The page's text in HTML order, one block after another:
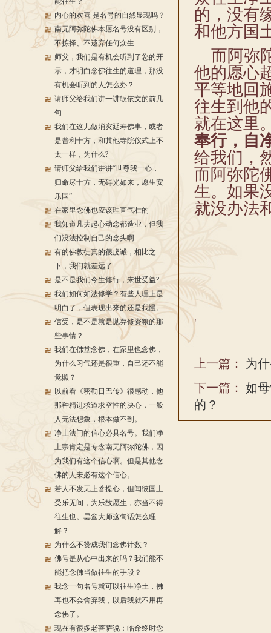
内心的欢喜 是名号的自然显现吗？
南无阿弥陀佛本愿名号没有区别，
不拣择、不遗弃任何众生
师父，我们是有机会听到了您的开
示，才明白念佛往生的道理，那没
有机会听到的人怎么办？
请师父给我们讲一讲皈依文的前几
句
我们在这儿做消灾延寿佛事，或者
是普利十方，和其他寺院仪式上不
太一样，为什么?
请师父给我们讲讲“世尊我一心，
归命尽十方，无碍光如来，愿生安
乐国”
在家里念佛也应该理直气壮的
我知道凡夫起心动念都造业，但我
们没法控制自己的念头啊
有的佛教徒真的很虔诚，相比之
下，我们就差远了
是不是我们今生修行，来世受益?
我们如何如法修学？有些人理上是
明白了，但表现出来的还是我慢。
信受，是不是就是抛弃修资粮的那
些事情？
我们在佛堂念佛，在家里也念佛，
为什么习气还是很重，自己还不能
觉照？
以前看《密勒日巴传》很感动，他
那种精进求道求空性的决心，一般
人无法想象，根本做不到。
净土法门的信心必具名号。我们净
土宗肯定是专念南无阿弥陀佛，因
为我们有这个信心啊。但是其他念
佛的人未必有这个信心。
若人不发无上菩提心，但闻彼国土
受乐无间，为乐故愿生，亦当不得
往生也。昙鸾大师这句话怎么理
解？
为什么不赞成我们念佛计数？
佛号是从心中出来的吗？我们能不
能把念佛当做往生的手段？
我念一句名号就可以往生净土，佛
再也不会舍弃我，以后我就不用再
念佛了。
现在有很多老菩萨说：临命终时念
的，没有
和他方国
而阿弥
他的愿心
平等地回
往生到他
就在这里
奉行，自
给我们，
而阿弥陀
生。如果
就没办法
'
上一篇： 为
下一篇： 如
的？